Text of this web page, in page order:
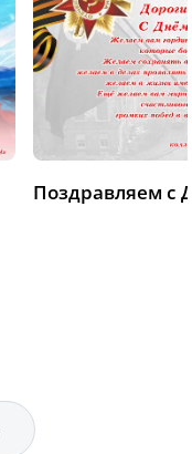
Поздравляем с